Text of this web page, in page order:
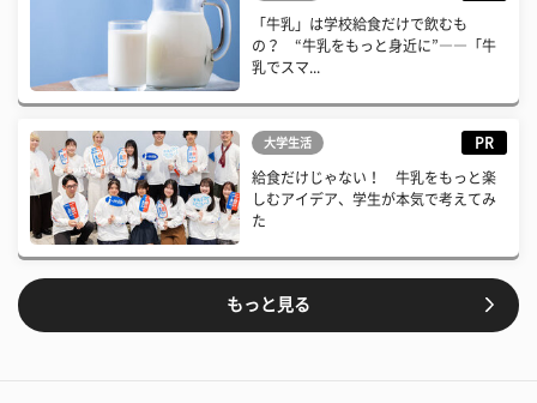
「牛乳」は学校給食だけで飲むも
の？ “牛乳をもっと身近に”――「牛
乳でスマ...
大学生活 PR
給食だけじゃない！ 牛乳をもっと楽
しむアイデア、学生が本気で考えてみ
た
もっと見る